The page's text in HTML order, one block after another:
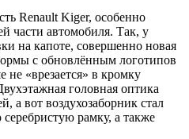
Renault Kiger, особенно
части автомобиля. Так, у
на капоте, совершенно новая
с обновлённым логотипов
«врезается» в кромку
головная оптика
а вот воздухозаборник стал
рамку, а также